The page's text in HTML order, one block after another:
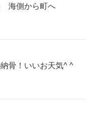
海側から町へ
骨！いいお天気^ ^